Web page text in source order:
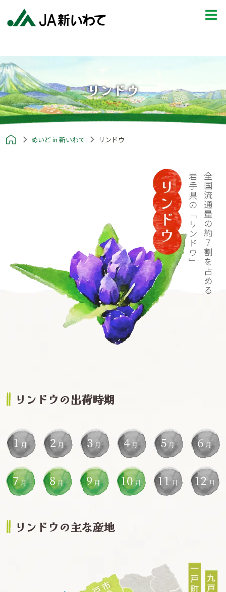
リンドウ
めいど in 新いわて リンドウ
リンドウの出荷時期
リンドウの主な産地